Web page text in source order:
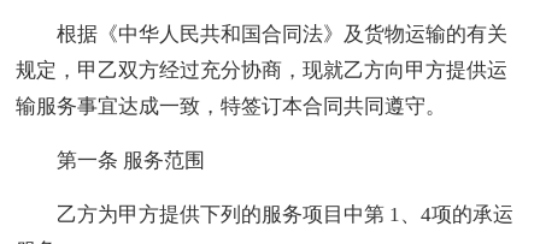
根据《中华人民共和国合同法》及货物运输的有关
规定，甲乙双方经过充分协商，现就乙方向甲方提供运
输服务事宜达成一致，特签订本合同共同遵守。
第一条 服务范围
乙方为甲方提供下列的服务项目中第 1、4项的承运